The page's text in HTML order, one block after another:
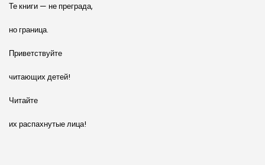
Те книги — не преграда,
но граница.
Приветствуйте
читающих детей!
Читайте
их распахнутые лица!